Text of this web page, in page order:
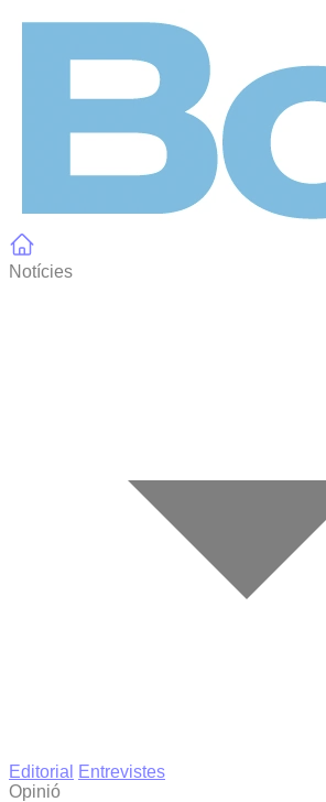
Notícies
Editorial
Entrevistes
Opinió